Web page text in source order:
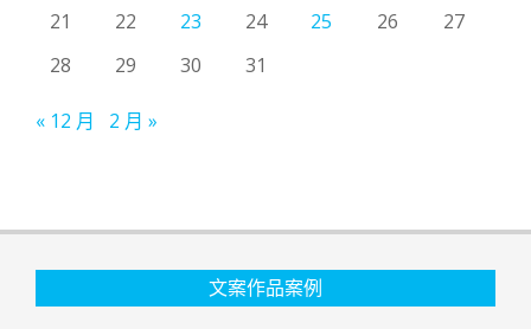
21
22 23 24 25 26
27
28
29 30 31
« 12 月 2 月 »
文案作品案例